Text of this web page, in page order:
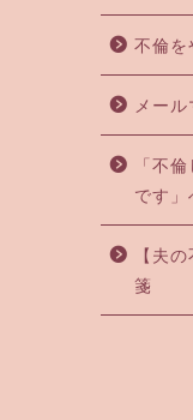
不倫を
メー
「不
です」
【夫
箋